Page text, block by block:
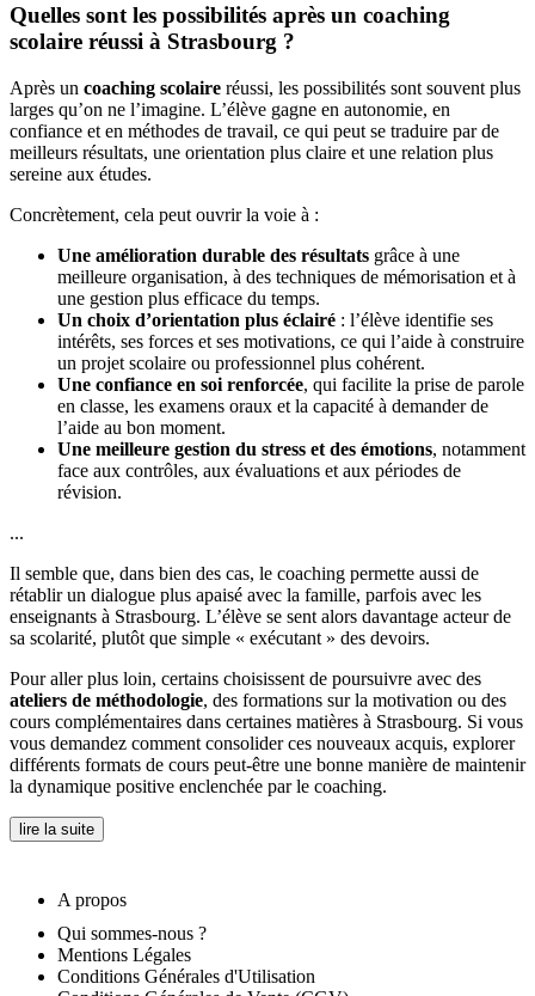
Quelles sont les possibilités après un coaching
scolaire réussi à Strasbourg ?
Après un coaching scolaire réussi, les possibilités sont souvent plus
larges qu’on ne l’imagine. L’élève gagne en autonomie, en
confiance et en méthodes de travail, ce qui peut se traduire par de
meilleurs résultats, une orientation plus claire et une relation plus
sereine aux études.
Concrètement, cela peut ouvrir la voie à :
Une amélioration durable des résultats grâce à une
meilleure organisation, à des techniques de mémorisation et à
une gestion plus efficace du temps.
Un choix d’orientation plus éclairé : l’élève identifie ses
intérêts, ses forces et ses motivations, ce qui l’aide à construire
un projet scolaire ou professionnel plus cohérent.
Une confiance en soi renforcée, qui facilite la prise de parole
en classe, les examens oraux et la capacité à demander de
l’aide au bon moment.
Une meilleure gestion du stress et des émotions, notamment
face aux contrôles, aux évaluations et aux périodes de
révision.
...
Il semble que, dans bien des cas, le coaching permette aussi de
rétablir un dialogue plus apaisé avec la famille, parfois avec les
enseignants à Strasbourg. L’élève se sent alors davantage acteur de
sa scolarité, plutôt que simple « exécutant » des devoirs.
Pour aller plus loin, certains choisissent de poursuivre avec des
ateliers de méthodologie, des formations sur la motivation ou des
cours complémentaires dans certaines matières à Strasbourg. Si vous
vous demandez comment consolider ces nouveaux acquis, explorer
différents formats de cours peut-être une bonne manière de maintenir
la dynamique positive enclenchée par le coaching.
lire la suite
A propos
Qui sommes-nous ?
Mentions Légales
Conditions Générales d'Utilisation